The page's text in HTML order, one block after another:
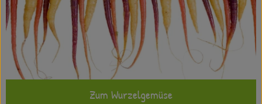
Zum Wurzelgemüse